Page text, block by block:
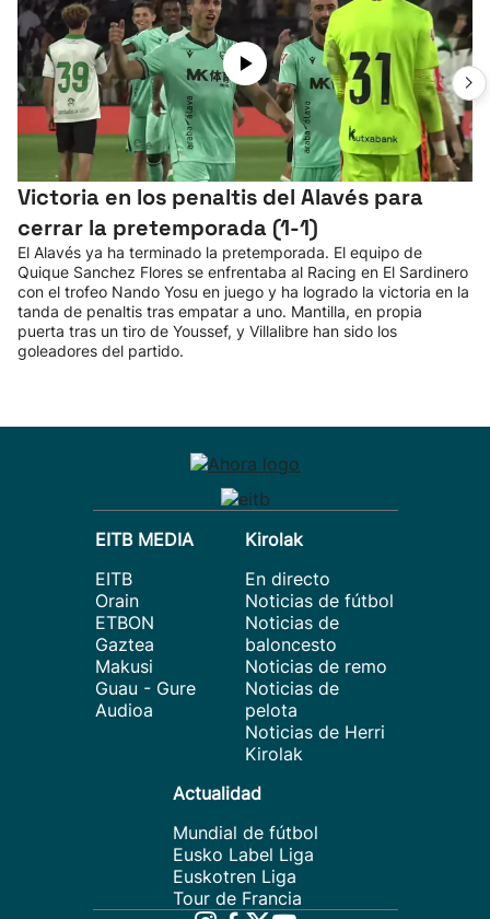
Victoria en los penaltis del Alavés para
cerrar la pretemporada (1-1)
El Alavés ya ha terminado la pretemporada. El equipo de
Quique Sanchez Flores se enfrentaba al Racing en El Sardinero
con el trofeo Nando Yosu en juego y ha logrado la victoria en la
tanda de penaltis tras empatar a uno. Mantilla, en propia
puerta tras un tiro de Youssef, y Villalibre han sido los
goleadores del partido.
EITB MEDIA
EITB
Orain
ETBON
Gaztea
Makusi
Guau - Gure
Audioa
Kirolak
En directo
Noticias de fútbol
Noticias de
baloncesto
Noticias de remo
Noticias de
pelota
Noticias de Herri
Kirolak
Actualidad
Mundial de fútbol
Eusko Label Liga
Euskotren Liga
Tour de Francia